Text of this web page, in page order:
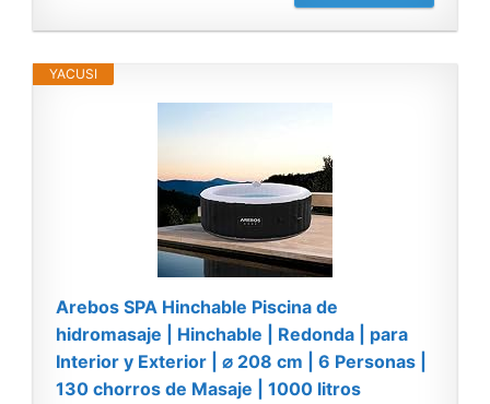
YACUSI
Arebos SPA Hinchable Piscina de
hidromasaje | Hinchable | Redonda | para
Interior y Exterior | ⌀ 208 cm | 6 Personas |
130 chorros de Masaje | 1000 litros